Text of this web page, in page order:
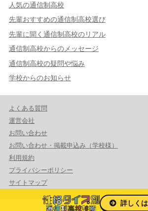
人気の通信制高校
先輩おすすめの通信制高校選び
先輩に聞く通信制高校のリアル
通信制高校からのメッセージ
通信制高校の疑問や悩み
学校からのお知らせ
よくある質問
運営会社
お問い合わせ
お問い合わせ・掲載申込み（学校様）
利用規約
プライバシーポリシー
サイトマップ
© 2026 PrmaCeed Co.,Ltd.
詳しく